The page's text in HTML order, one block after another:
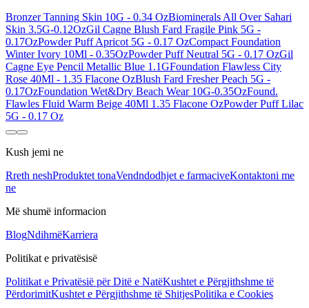
Bronzer Tanning Skin 10G - 0.34 OzBiominerals All Over Sahari
Skin 3.5G-0.12OzGil Cagne Blush Fard Fragile Pink 5G -
0.17OzPowder Puff Apricot 5G - 0.17 OzCompact Foundation
Winter Ivory 10Ml - 0.35OzPowder Puff Neutral 5G - 0.17 OzGil
Cagne Eye Pencil Metallic Blue 1.1GFoundation Flawless City
Rose 40Ml - 1.35 Flacone OzBlush Fard Fresher Peach 5G -
0.17OzFoundation Wet&Dry Beach Wear 10G-0.35OzFound.
Flawles Fluid Warm Beige 40Ml 1.35 Flacone OzPowder Puff Lilac
5G - 0.17 Oz
Kush jemi ne
Rreth neshProduktet tonaVendndodhjet e farmaciveKontaktoni me
ne
Më shumë informacion
BlogNdihmëKarriera
Politikat e privatësisë
Politikat e Privatësië për Ditë e NatëKushtet e Përgjithshme të
PërdorimitKushtet e Përgjithshme të ShitjesPolitika e Cookies